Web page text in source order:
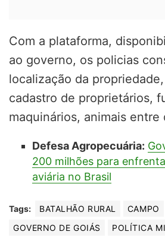
Com a plataforma,
ao governo, os policias
localização da
cadastro de proprietários,
maquinários, animais entre
Defesa Agropecuária:
200 milhões para
aviária no Brasil
Tags: BATALHÃO RURAL CAMPO
GOVERNO DE GOIÁS
POLÍTICA